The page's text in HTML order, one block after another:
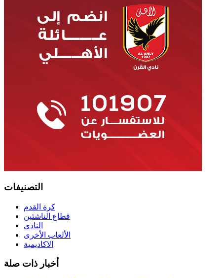
التصنيفات
كرة القدم
قطاع الناشئين
النادي
الألعاب الأخرى
الاكاديمية
أخبار ذات صلة